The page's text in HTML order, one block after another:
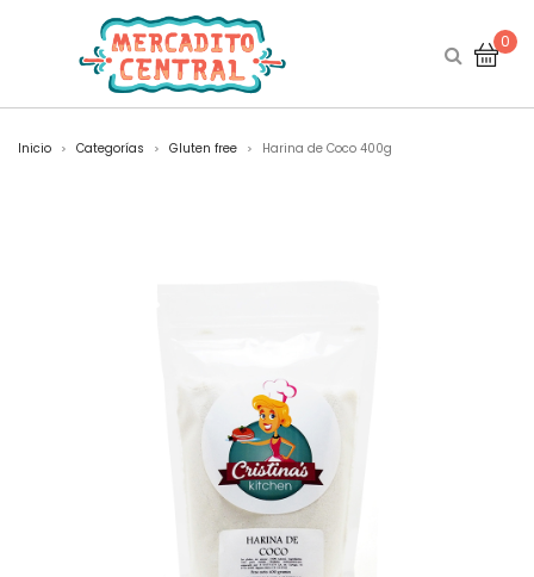
0
Inicio > Categorías > Gluten free > Harina de Coco 400g